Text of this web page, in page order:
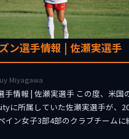
ン選手情報 | 佐瀬実選手
Miyagawa
手情報 | 佐瀬実選手 この度、米国
に所属していた佐瀬実選手が、
イン女子3部4部のクラブチーム